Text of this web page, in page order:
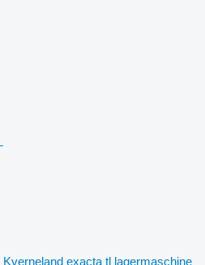
Kverneland exacta tl lagermaschine